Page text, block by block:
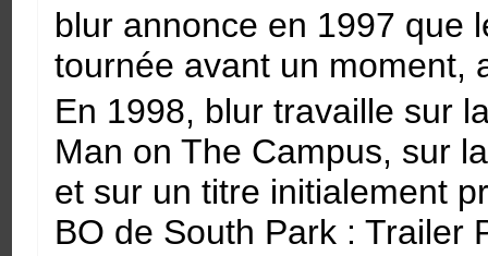
blur annonce en 1997 que
tournée avant un moment,
En 1998, blur travaille sur
Man on The Campus, sur
et sur un titre initialement
BO de South Park : Trailer